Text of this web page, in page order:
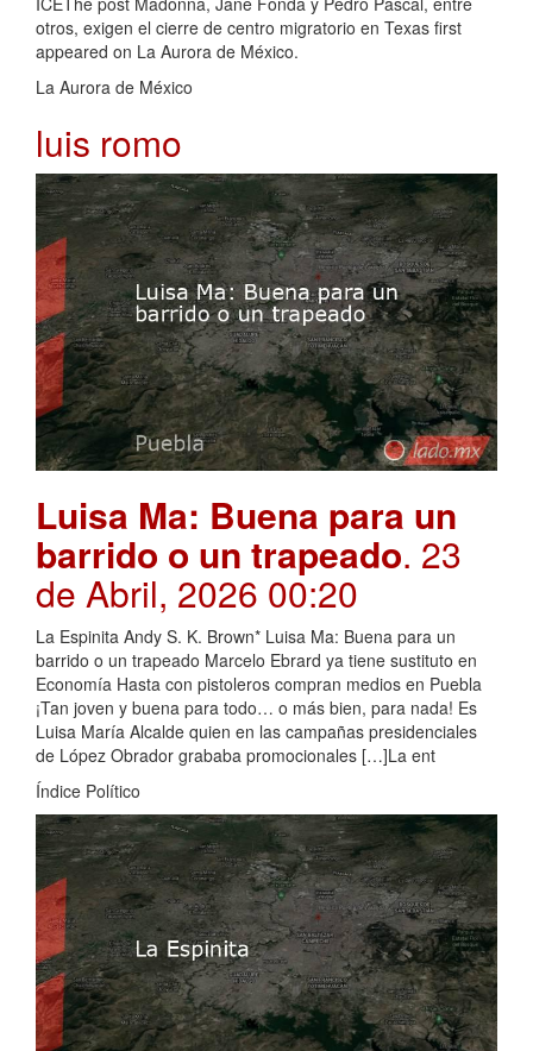
otros, exigen el cierre de centro migratorio en Texas first
appeared on La Aurora de México.
La Aurora de México
luis romo
Luisa Ma: Buena para un
barrido o un trapeado. 23
de Abril, 2026 00:20
La Espinita Andy S. K. Brown* Luisa Ma: Buena para un
barrido o un trapeado Marcelo Ebrard ya tiene sustituto en
Economía Hasta con pistoleros compran medios en Puebla
¡Tan joven y buena para todo… o más bien, para nada! Es
Luisa María Alcalde quien en las campañas presidenciales
de López Obrador grababa promocionales […]La ent
Índice Político